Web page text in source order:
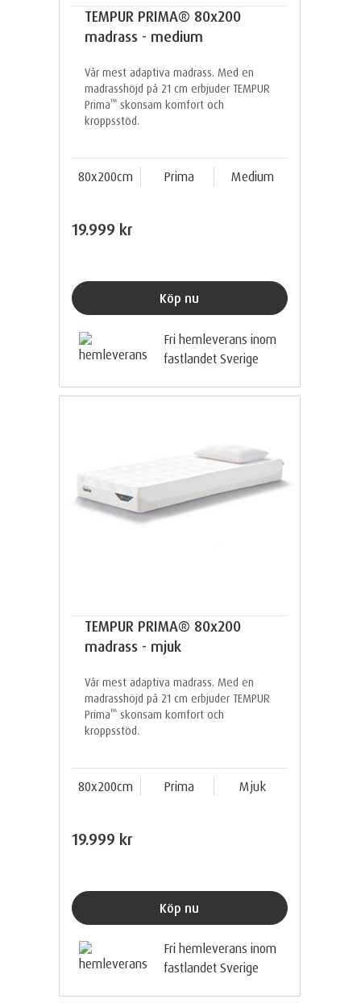
TEMPUR PRIMA® 80x200
madrass - medium
Vår mest adaptiva madrass. Med en
madrasshöjd på 21 cm erbjuder TEMPUR
Prima™skonsam komfort och
kroppsstöd.
80x200cm Prima Medium
19.999 kr
Köp nu
Fri hemleverans inom
fastlandet Sverige
TEMPUR PRIMA® 80x200
madrass - mjuk
Vår mest adaptiva madrass. Med en
madrasshöjd på 21 cm erbjuder TEMPUR
Prima™skonsam komfort och
kroppsstöd.
80x200cm Prima Mjuk
19.999 kr
Köp nu
Fri hemleverans inom
fastlandet Sverige